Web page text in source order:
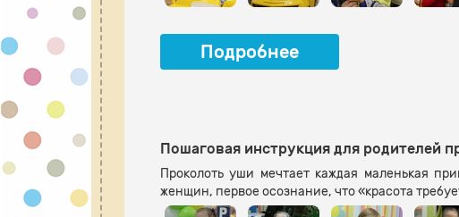
Подробнее
Пошаговая инструкция для родителей
Проколоть уши мечтает каждая маленькая
женщин, первое осознание, что «красота